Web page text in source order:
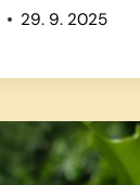
29. 9. 2025